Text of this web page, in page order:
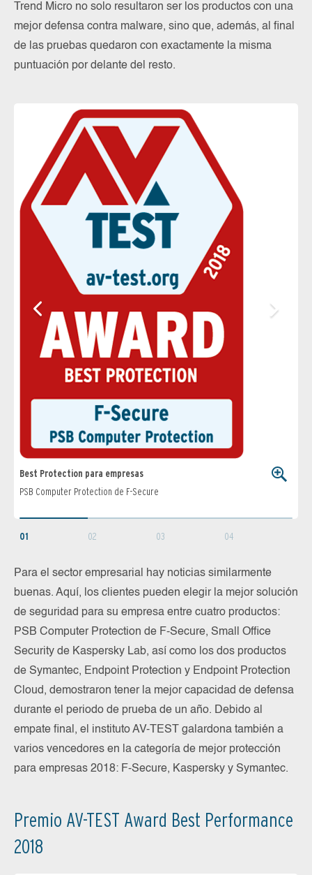
Trend Micro no solo resultaron ser los productos con una
mejor defensa contra malware, sino que, además, al final
de las pruebas quedaron con exactamente la misma
puntuación por delante del resto.
Best Protection para empresas
PSB Computer Protection de F-Secure
01 02 03 04
Para el sector empresarial hay noticias similarmente
buenas. Aquí, los clientes pueden elegir la mejor solución
de seguridad para su empresa entre cuatro productos:
PSB Computer Protection de F-Secure, Small Office
Security de Kaspersky Lab, así como los dos productos
de Symantec, Endpoint Protection y Endpoint Protection
Cloud, demostraron tener la mejor capacidad de defensa
durante el periodo de prueba de un año. Debido al
empate final, el instituto AV-TEST galardona también a
varios vencedores en la categoría de mejor protección
para empresas 2018: F-Secure, Kaspersky y Symantec.
Premio AV-TEST Award Best Performance
2018